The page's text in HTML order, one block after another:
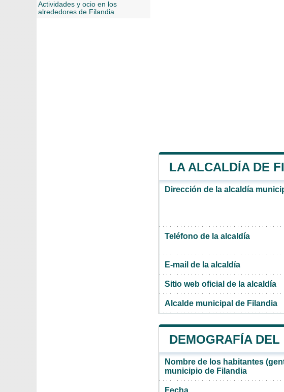
LA ALCALDÍA DE
Dirección de la alcaldía
Teléfono de la alcaldía
E-mail de la alcaldía
Sitio web oficial de la alcaldía
Alcalde municipal de Filandia
DEMOGRAFÍA
Nombre de los habitantes
municipio de Filandia
Fecha
Actividades y ocio en los
alrededores de Filandia